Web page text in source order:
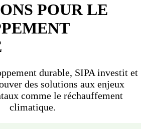
POUR LE
durable, SIPA investit et
des solutions aux enjeux
comme le réchauffement
climatique.